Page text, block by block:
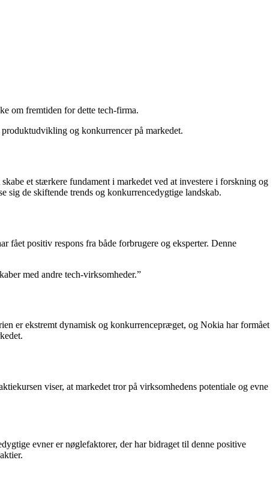
om fremtiden for dette tech-firma.
og konkurrencer på markedet.
et stærkere fundament i markedet ved at investere i forskning og
sig de skiftende trends og konkurrencedygtige landskab.
fået positiv respons fra både forbrugere og eksperter. Denne
med andre tech-virksomheder.”
er ekstremt dynamisk og konkurrencepræget, og Nokia har formået
viser, at markedet tror på virksomhedens potentiale og evne
evner er nøglefaktorer, der har bidraget til denne positive